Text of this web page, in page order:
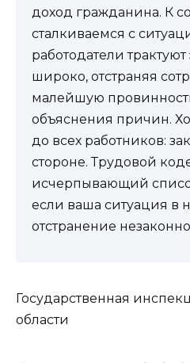
доход гражданина. К
сталкиваемся с
работодатели
широко, отстраняя
малейшую
объяснения причин.
до всех работников:
стороне. Трудовой
исчерпывающий
если ваша ситуация в
отстранение
Государственная
области